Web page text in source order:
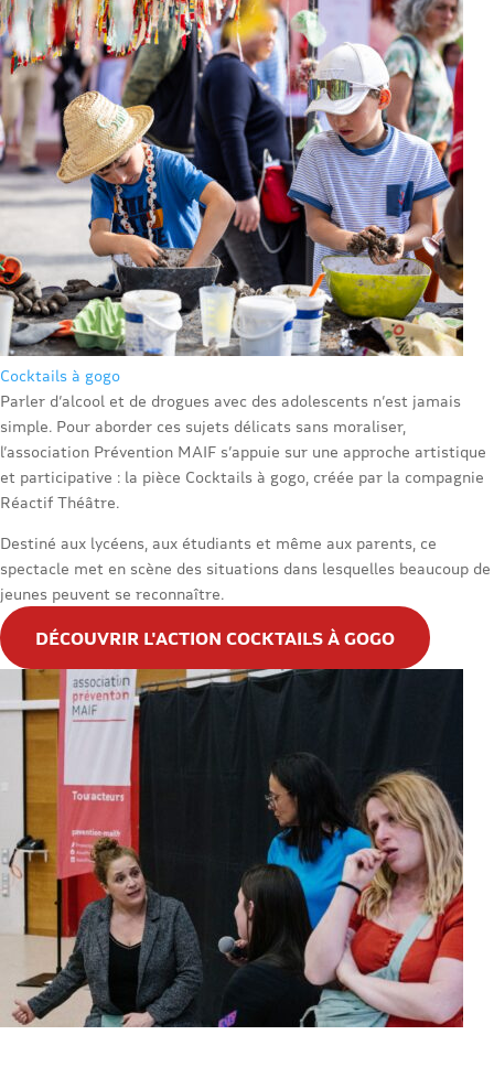
Cocktails à gogo
Parler d’alcool et de drogues avec des adolescents n’est jamais
simple. Pour aborder ces sujets délicats sans moraliser,
l’association Prévention MAIF s’appuie sur une approche artistique
et participative : la pièce Cocktails à gogo, créée par la compagnie
Réactif Théâtre.
Destiné aux lycéens, aux étudiants et même aux parents, ce
spectacle met en scène des situations dans lesquelles beaucoup de
jeunes peuvent se reconnaître.
DÉCOUVRIR L'ACTION COCKTAILS À GOGO